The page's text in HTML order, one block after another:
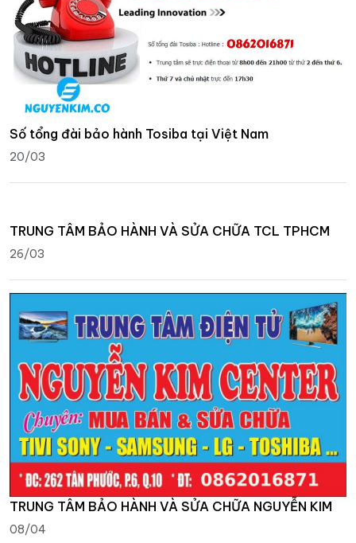
Số tổng đài bảo hành Tosiba tại Việt Nam
20/03
TRUNG TÂM BẢO HÀNH VÀ SỬA CHỮA TCL TPHCM
26/03
TRUNG TÂM BẢO HÀNH VÀ SỬA CHỮA NGUYỄN KIM
08/04